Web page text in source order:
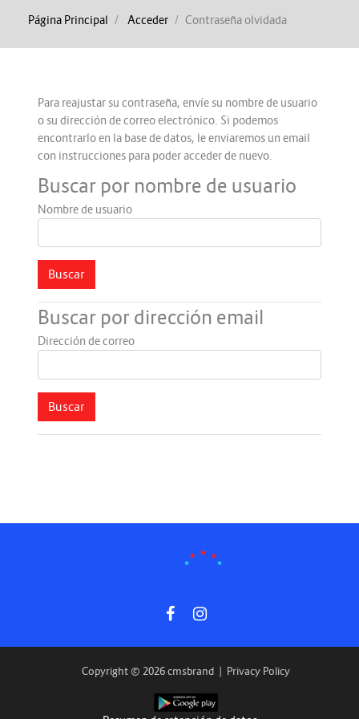
Página Principal Acceder Contraseña olvidada
Para reajustar su contraseña, envíe su nombre de usuario
o su dirección de correo electrónico. Si podemos
encontrarlo en la base de datos, le enviaremos un email
con instrucciones para poder acceder de nuevo.
Buscar por nombre de usuario
Nombre de usuario
Buscar por dirección email
Dirección de correo
Copyright © 2026 cmsbrand | Privacy Policy